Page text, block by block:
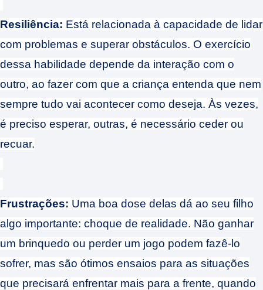
Resiliência: Está relacionada à capacidade de lidar
com problemas e superar obstáculos. O exercício
dessa habilidade depende da interação com o
outro, ao fazer com que a criança entenda que nem
sempre tudo vai acontecer como deseja. Às vezes,
é preciso esperar, outras, é necessário ceder ou
recuar.
Frustrações: Uma boa dose delas dá ao seu filho
algo importante: choque de realidade. Não ganhar
um brinquedo ou perder um jogo podem fazê-lo
sofrer, mas são ótimos ensaios para as situações
que precisará enfrentar mais para a frente, quando